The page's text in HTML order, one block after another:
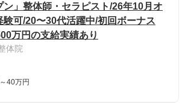
ン」整体師・セラピスト/26年10月オ
験可/20〜30代活躍中/初回ボーナス
万円の支給実績あり
体院
40万円